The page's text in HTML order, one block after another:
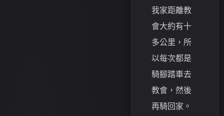
我家距離教
會大約有十
多公里，所
以每次都是
騎腳踏車去
教會，然後
再騎回家。